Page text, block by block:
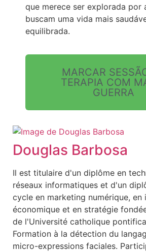
que merece ser explorada por
buscam uma vida mais
equilibrada.
MARCAR
TERAPIA COM
GUERRA
Douglas Barbosa
Il est titulaire d'un diplôme en
réseaux informatiques et d'un
cycle en marketing numérique, en
économique et en stratégie
de l'Université catholique
Formation à la détection du
micro-expressions faciales.